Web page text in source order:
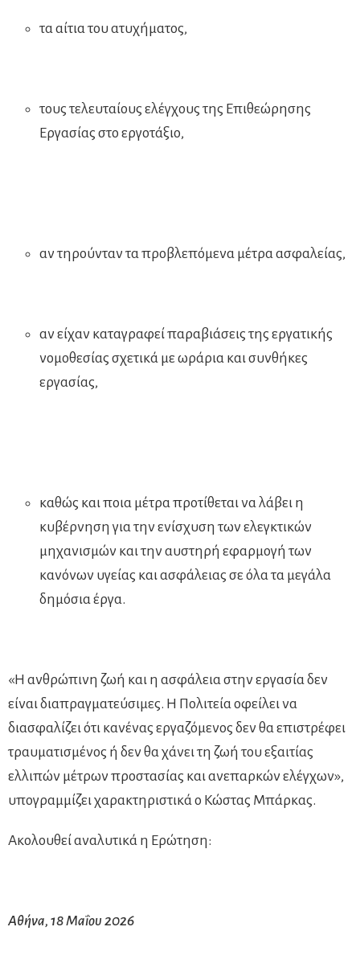
τα αίτια του ατυχήματος,
τους τελευταίους ελέγχους της Επιθεώρησης
Εργασίας στο εργοτάξιο,
αν τηρούνταν τα προβλεπόμενα μέτρα ασφαλείας,
αν είχαν καταγραφεί παραβιάσεις της εργατικής
νομοθεσίας σχετικά με ωράρια και συνθήκες
εργασίας,
καθώς και ποια μέτρα προτίθεται να λάβει η
κυβέρνηση για την ενίσχυση των ελεγκτικών
μηχανισμών και την αυστηρή εφαρμογή των
κανόνων υγείας και ασφάλειας σε όλα τα μεγάλα
δημόσια έργα.
«Η ανθρώπινη ζωή και η ασφάλεια στην εργασία δεν
είναι διαπραγματεύσιμες. Η Πολιτεία οφείλει να
διασφαλίζει ότι κανένας εργαζόμενος δεν θα επιστρέφει
τραυματισμένος ή δεν θα χάνει τη ζωή του εξαιτίας
ελλιπών μέτρων προστασίας και ανεπαρκών ελέγχων»,
υπογραμμίζει χαρακτηριστικά ο Κώστας Μπάρκας.
Ακολουθεί αναλυτικά η Ερώτηση:
Αθήνα, 18 Μαΐου 2026